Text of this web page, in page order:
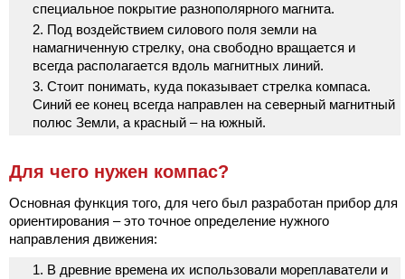
специальное покрытие разнополярного магнита.
Под воздействием силового поля земли на
намагниченную стрелку, она свободно вращается и
всегда располагается вдоль магнитных линий.
Стоит понимать, куда показывает стрелка компаса.
Синий ее конец всегда направлен на северный магнитный
полюс Земли, а красный – на южный.
Для чего нужен компас?
Основная функция того, для чего был разработан прибор для
ориентирования – это точное определение нужного
направления движения:
В древние времена их использовали мореплаватели и